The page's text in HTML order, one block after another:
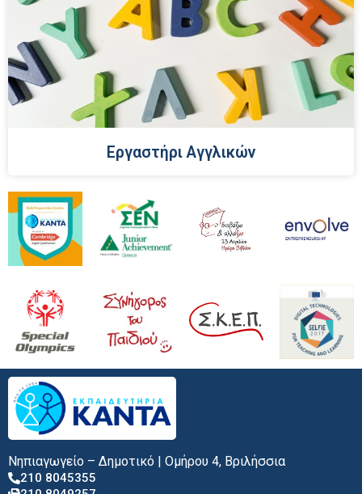
Εργαστήρι Αγγλικών
Νηπιαγωγείο – Δημοτικό | Ομήρου 4, Βριλήσσια
210 8045355